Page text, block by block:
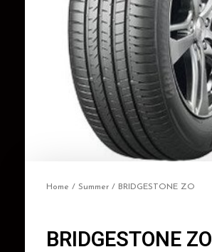
Home / Summer / BRIDGESTONE ZO
BRIDGESTONE ZO